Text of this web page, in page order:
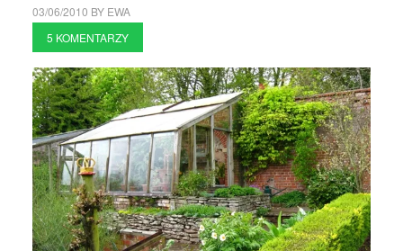
03/06/2010 BY EWA
5 KOMENTARZY